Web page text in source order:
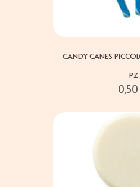
CANDY CANES
PZ
0,50